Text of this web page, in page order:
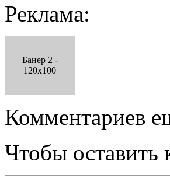
Реклама:
Банер 2 -
120x100
Комментариев
Чтобы оставить